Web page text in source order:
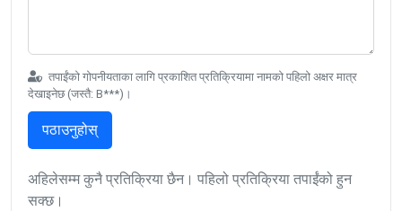
तपाईंको गोपनीयताका लागि प्रकाशित प्रतिक्रियामा नामको पहिलो अक्षर मात्र
देखाइनेछ (जस्तै: B***)।
पठाउनुहोस्
अहिलेसम्म कुनै प्रतिक्रिया छैन। पहिलो प्रतिक्रिया तपाईंको हुन
सक्छ।